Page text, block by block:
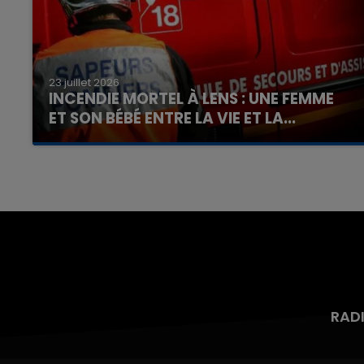
23 juillet 2026
INCENDIE MORTEL À LENS : UNE FEMME
ET SON BÉBÉ ENTRE LA VIE ET LA...
Un homme s'est immolé par le feu après avoir